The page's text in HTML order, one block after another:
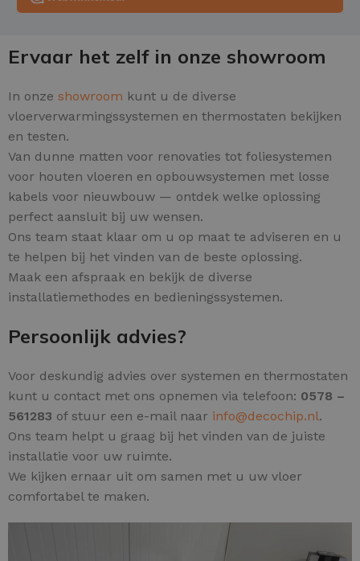
Ervaar het zelf in onze showroom
In onze showroom kunt u de diverse
vloerverwarmingssystemen en thermostaten bekijken
en testen.
Van dunne matten voor renovaties tot foliesystemen
voor houten vloeren en opbouwsystemen met losse
kabels voor nieuwbouw — ontdek welke oplossing
perfect aansluit bij uw wensen.
Ons team staat klaar om u op maat te adviseren en u
te helpen bij het vinden van de beste oplossing.
Maak een afspraak en bekijk de diverse
installatiemethodes en bedieningssystemen.
Persoonlijk advies?
Voor deskundig advies over systemen en thermostaten
kunt u contact met ons opnemen via telefoon: 0578 –
561283 of stuur een e-mail naar info@decochip.nl.
Ons team helpt u graag bij het vinden van de juiste
installatie voor uw ruimte.
We kijken ernaar uit om samen met u uw vloer
comfortabel te maken.